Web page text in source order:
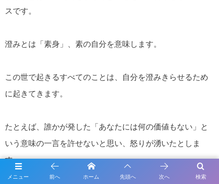
スです。
澄みとは「素身」、素の自分を意味します。
この世で起きるすべてのことは、自分を澄みきらせるため
に起きてきます。
たとえば、誰かが発した「あなたには何の価値もない」と
いう意味の一言を許せないと思い、怒りが湧いたとしま
す。
メニュー 検索
前へ ホーム 先頭へ 次へ